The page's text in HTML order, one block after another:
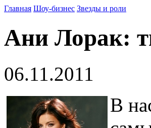
Главная Шоу-бизнес Звезды и роли
Ани Лорак:
06.11.2011
В